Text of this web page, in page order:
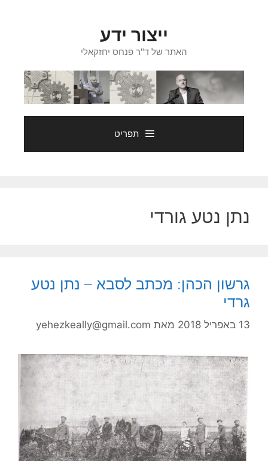
ייצור ידע
האתר של ד"ר פנחס יחזקאלי
תפריט
נתן נטע גורדי
גרשון הכהן: מכתב לסבא – נתן נטע
גרדי
13 באפריל 2018 מאת yehezkeally@gmail.com